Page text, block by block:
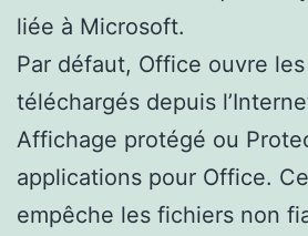
liée à Microsoft.
Par défaut, Office ouvre
téléchargés depuis
Affichage protégé ou
applications pour Office.
empêche les fichiers non